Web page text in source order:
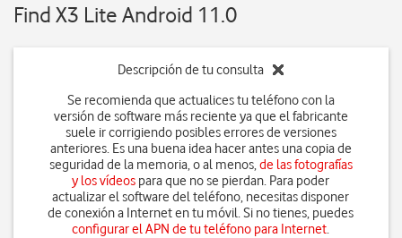
Find X3 Lite Android 11.0
Descripción de tu consulta
Se recomienda que actualices tu teléfono con la
versión de software más reciente ya que el fabricante
suele ir corrigiendo posibles errores de versiones
anteriores. Es una buena idea hacer antes una copia de
seguridad de la memoria, o al menos,de las fotografías
y los vídeos para que no se pierdan. Para poder
actualizar el software del teléfono, necesitas disponer
de conexión a Internet en tu móvil. Si no tienes, puedes
configurar el APN de tu teléfono para Internet.